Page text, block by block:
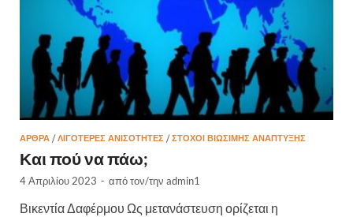
ΆΡΘΡΑ /ΛΙΓΌΤΕΡΕΣ ΑΝΙΣΌΤΗΤΕΣ /ΣΤΌΧΟΙ ΒΙΏΣΙΜΗΣ ΑΝΆΠΤΥΞΗΣ
Και πού να πάω;
4 Απριλίου 2023 - από τον/την admin1
Βικεντία Δαφέρμου Ως μετανάστευση ορίζεται η